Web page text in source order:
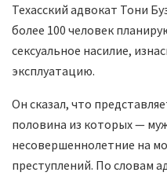
Техасский адвокат Тони
более 100 человек
сексуальное насилие,
эксплуатацию.
Он сказал, что
половина из которых —
несовершеннолетние на
преступлений. По словам